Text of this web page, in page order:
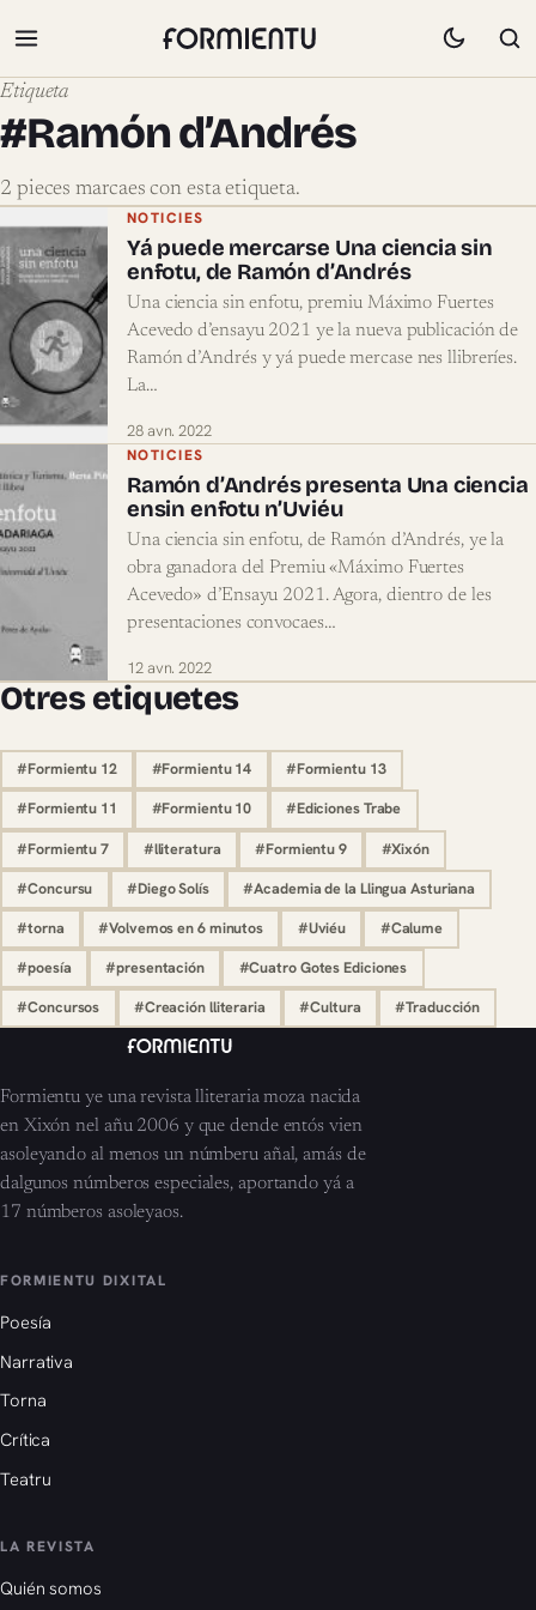
Etiqueta
#Ramón d’Andrés
2 pieces marcaes con esta etiqueta.
Pieces marcaes con #Ramón d’Andrés
NOTICIES
Yá puede mercarse Una ciencia sin
enfotu, de Ramón d’Andrés
Una ciencia sin enfotu, premiu Máximo Fuertes
Acevedo d’ensayu 2021 ye la nueva publicación de
Ramón d’Andrés y yá puede mercase nes llibreríes.
La…
28 avn. 2022
NOTICIES
Ramón d’Andrés presenta Una ciencia
ensin enfotu n’Uviéu
Una ciencia sin enfotu, de Ramón d’Andrés, ye la
obra ganadora del Premiu «Máximo Fuertes
Acevedo» d’Ensayu 2021. Agora, dientro de les
presentaciones convocaes…
12 avn. 2022
Otres etiquetes
#Formientu 12 #Formientu 14 #Formientu 13
#Formientu 11 #Formientu 10 #Ediciones Trabe
#Formientu 7 #lliteratura #Formientu 9 #Xixón
#Concursu #Diego Solís #Academia de la Llingua Asturiana
#torna #Volvemos en 6 minutos #Uviéu #Calume
#poesía #presentación #Cuatro Gotes Ediciones
#Concursos #Creación lliteraria #Cultura #Traducción
Formientu ye una revista lliteraria moza nacida
en Xixón nel añu 2006 y que dende entós vien
asoleyando al menos un númberu añal, amás de
dalgunos númberos especiales, aportando yá a
17 númberos asoleyaos.
FORMIENTU DIXITAL
Poesía
Narrativa
Torna
Crítica
Teatru
LA REVISTA
Quién somos